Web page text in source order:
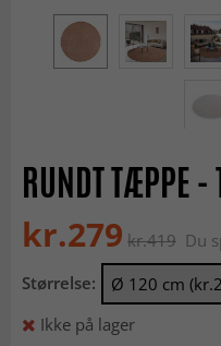
RUNDT TÆPPE
kr.279 kr.419 Du
Størrelse:
Ikke på lager